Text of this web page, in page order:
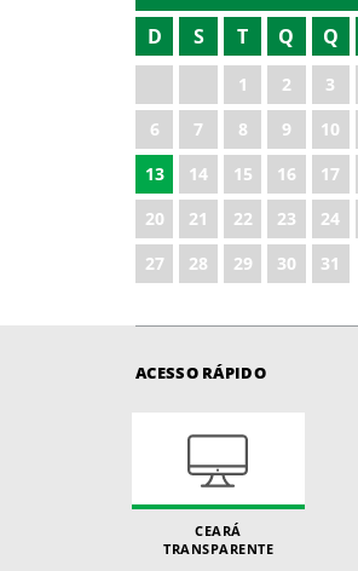
2021
2022
2023
2024
2025
2026
D S T Q Q
1 2 3
6
7 8 9 10
13
14 15 16 17
20
21 22 23 24
27
28 29 30 31
ACESSO RÁPIDO
CEARÁ
TRANSPARENTE